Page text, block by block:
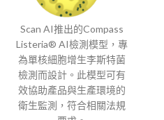
Scan AI推出的Compass
Listeria® AI檢測模型，專
為單核細胞增生李斯特菌
檢測而設計。此模型可有
效協助產品與生產環境的
衛生監測，符合相關法規